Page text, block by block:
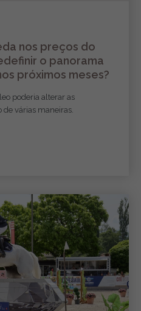
nos preços do
o panorama
próximos meses?
poderia alterar as
várias maneiras.